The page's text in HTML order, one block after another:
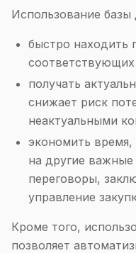
Использование базы
быстро находить
получать
снижает риск
неактуальными
экономить
на другие важные
переговоры,
управление
Кроме того,
позволяет